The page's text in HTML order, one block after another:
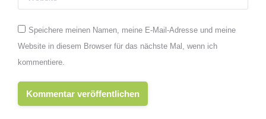
Speichere meinen Namen, meine E-Mail-Adresse und meine
Website in diesem Browser für das nächste Mal, wenn ich
kommentiere.
Kommentar veröffentlichen